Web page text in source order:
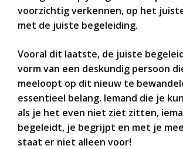
voorzichtig verkennen, op het
met de juiste begeleiding.
Vooral dit laatste, de juiste
vorm van een deskundig persoon
meeloopt op dit nieuw te
essentieel belang. Iemand die je
als je het even niet ziet zitten,
begeleidt, je begrijpt en met je
staat er niet alleen voor!